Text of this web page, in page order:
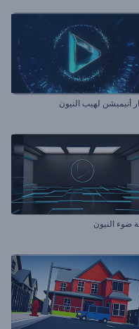
أنيميشن لهيب النيون
ضوء النيون